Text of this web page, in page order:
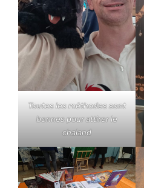
Toutes les méthodes sont
bonnes pour attirer le
chaland